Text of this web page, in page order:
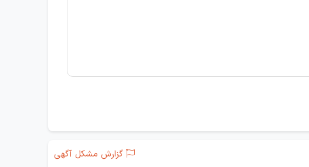
گزارش مشکل آگهی